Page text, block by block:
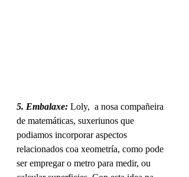
5. Embalaxe: Loly,  a nosa compañeira
de matemáticas, suxeriunos que
podiamos incorporar aspectos
relacionados coa xeometría, como pode
ser empregar o metro para medir, ou